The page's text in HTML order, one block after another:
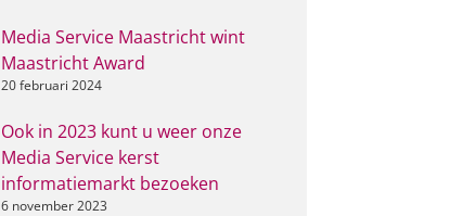
Media Service Maastricht wint
Maastricht Award
20 februari 2024
Ook in 2023 kunt u weer onze
Media Service kerst
informatiemarkt bezoeken
6 november 2023